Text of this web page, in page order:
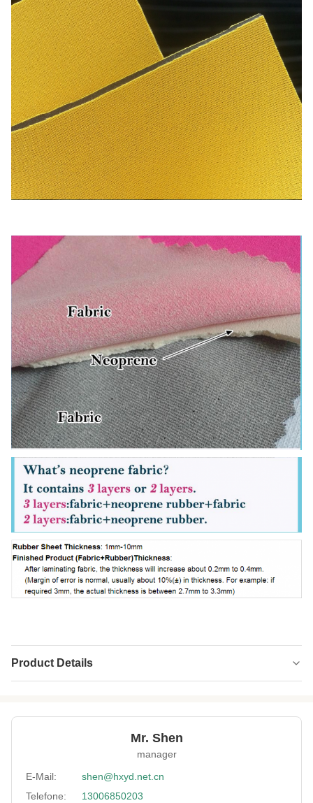
Product Details
Sitzbezüge, Mobilt
Performance:
Wasserdicht, elastisch und weich,
Mr. Shen
manager
E-Mail:
shen@hxyd.net.cn
Telefone:
13006850203